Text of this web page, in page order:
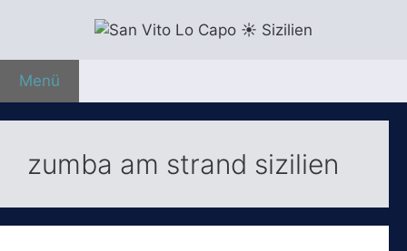
springen
Menü
zumba am strand sizilien